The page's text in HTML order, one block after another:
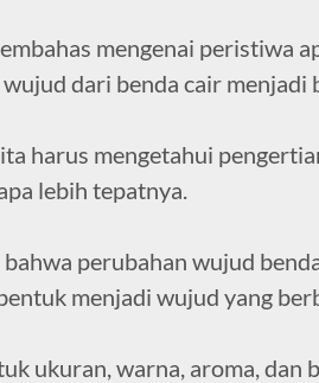
mengenai peristiwa
dari benda cair menjadi
harus mengetahui
lebih tepatnya.
perubahan wujud
menjadi wujud yang
ukuran, warna, aroma, dan